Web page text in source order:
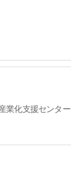
業化支援センター